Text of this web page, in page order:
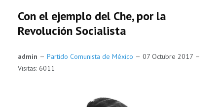
Con el ejemplo del Che, por la
Revolución Socialista
admin Partido Comunista de México
07 Octubre 2017
Visitas: 6011